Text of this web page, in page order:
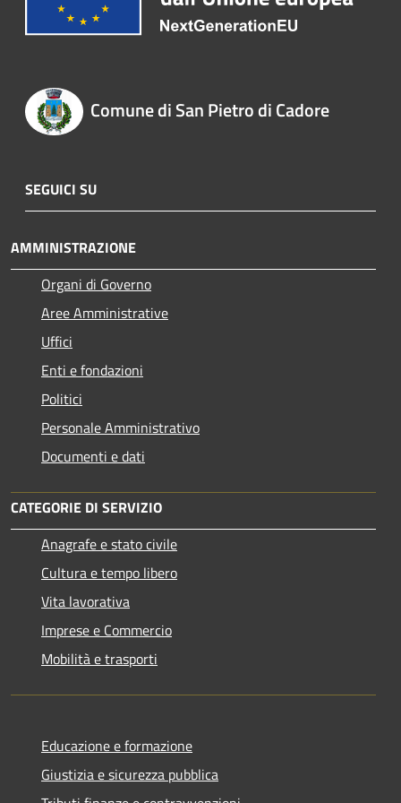
Comune di San Pietro di Cadore
SEGUICI SU
AMMINISTRAZIONE
Organi di Governo
Aree Amministrative
Uffici
Enti e fondazioni
Politici
Personale Amministrativo
Documenti e dati
CATEGORIE DI SERVIZIO
Anagrafe e stato civile
Cultura e tempo libero
Vita lavorativa
Imprese e Commercio
Mobilità e trasporti
Educazione e formazione
Giustizia e sicurezza pubblica